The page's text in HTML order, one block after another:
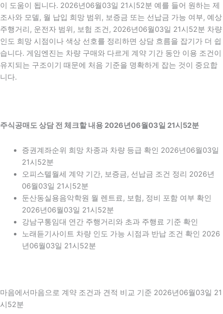
이 도움이 됩니다. 2026년06월03일 21시52분 예를 들어 원하는 제
조사와 모델, 월 납입 희망 범위, 보증금 또는 선납금 가능 여부, 예상
주행거리, 운전자 범위, 보험 조건, 2026년06월03일 21시52분 차량
인도 희망 시점이나 색상 선호를 정리하면 상담 흐름을 잡기가 더 쉽
습니다. 게임엔진는 차량 구매와 다르게 계약 기간 동안 이용 조건이
유지되는 구조이기 때문에 처음 기준을 명확하게 잡는 것이 중요합
니다.
주식공매도 상담 전 체크할 내용 2026년06월03일 21시52분
증권계좌순위 희망 차종과 차량 등급 확인 2026년06월03일
21시52분
오피스텔월세 계약 기간, 보증금, 선납금 조건 정리 2026년
06월03일 21시52분
둔산동실용음악학원 월 렌트료, 보험, 정비 포함 여부 확인
2026년06월03일 21시52분
강남구통임대 연간 주행거리와 초과 주행료 기준 확인
노래듣기사이트 차량 인도 가능 시점과 반납 조건 확인 2026
년06월03일 21시52분
마음에서마음으로 계약 조건과 견적 비교 기준 2026년06월03일 21
시52분